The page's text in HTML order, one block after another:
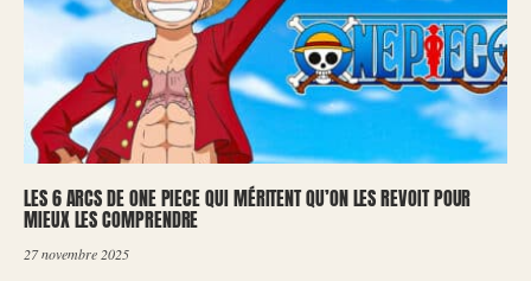
LES 6 ARCS DE ONE PIECE QUI MÉRITENT QU’ON LES REVOIT POUR
MIEUX LES COMPRENDRE
27 novembre 2025